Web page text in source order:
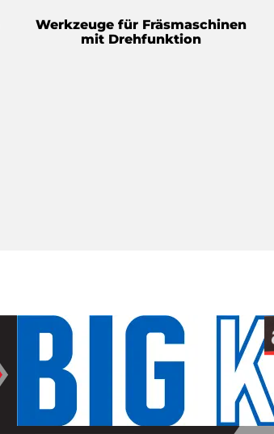
Werkzeuge für Fräsmaschinen
mit Drehfunktion